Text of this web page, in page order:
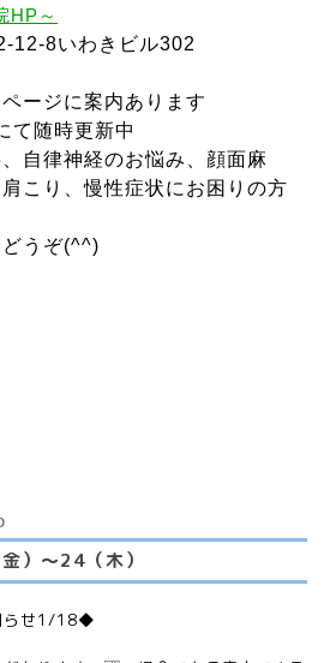
HP～
12-8いわきビル302
ージに案内あります
て随時更新中
自律神経のお悩み、顔面麻
こり、慢性症状にお困りの方
うぞ(^^)
）〜24（木）
らせ1/18◆